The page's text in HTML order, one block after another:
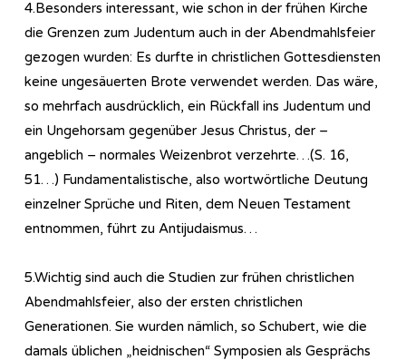
4.Besonders interessant, wie schon in der frühen Kirche
die Grenzen zum Judentum auch in der Abendmahlsfeier
gezogen wurden: Es durfte in christlichen Gottesdiensten
keine ungesäuerten Brote verwendet werden. Das wäre,
so mehrfach ausdrücklich, ein Rückfall ins Judentum und
ein Ungehorsam gegenüber Jesus Christus, der –
angeblich – normales Weizenbrot verzehrte…(S. 16,
51…) Fundamentalistische, also wortwörtliche Deutung
einzelner Sprüche und Riten, dem Neuen Testament
entnommen, führt zu Antijudaismus…
5.Wichtig sind auch die Studien zur frühen christlichen
Abendmahlsfeier, also der ersten christlichen
Generationen. Sie wurden nämlich, so Schubert, wie die
damals üblichen „heidnischen“ Symposien als Gesprächs